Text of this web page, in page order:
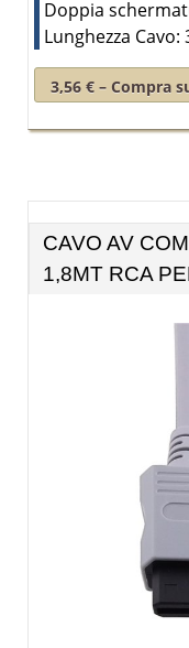
Doppia
Lunghezza Cavo:
3,56 € – Compra
CAVO AV
1,8MT RCA